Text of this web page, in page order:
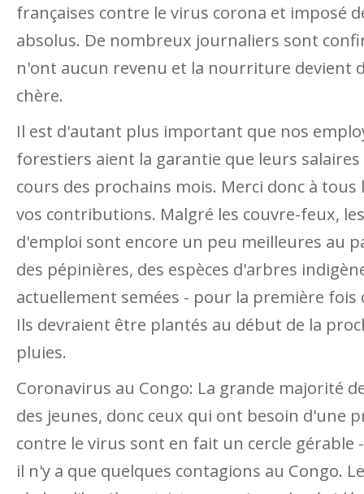
françaises contre le virus corona et imposé
absolus. De nombreux journaliers sont
n'ont aucun revenu et la nourriture devient
chère.
Il est d'autant plus important que nos
forestiers aient la garantie que leurs
cours des prochains mois. Merci donc à
vos contributions. Malgré les couvre-feux,
d'emploi sont encore un peu meilleures au
des pépinières, des espèces d'arbres
actuellement semées - pour la première fois
Ils devraient être plantés au début de la
pluies.
Coronavirus au Congo: La grande majorité
des jeunes, donc ceux qui ont besoin d'une
contre le virus sont en fait un cercle gérable
il n'y a que quelques contagions au Congo.